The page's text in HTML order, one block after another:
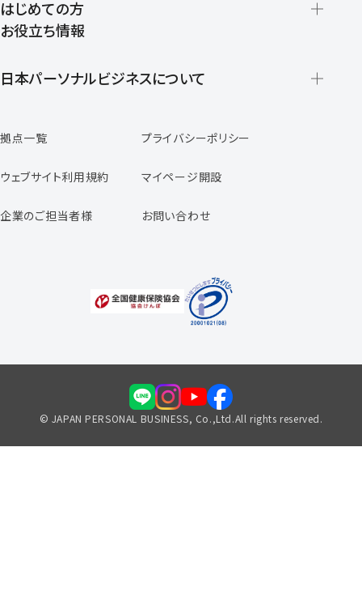
はじめての方
登録から就業開始までの流れ
お役立ち情報
日本パーソナルビジネスについて
スタッフの声
専任コンサルタントの声
福利厚生のご案内
拠点一覧 プライバシーポリシー
ウェブサイト利用規約 マイページ開設
企業のご担当者様 お問い合わせ
© JAPAN PERSONAL BUSINESS, Co.,Ltd.All rights reserved.